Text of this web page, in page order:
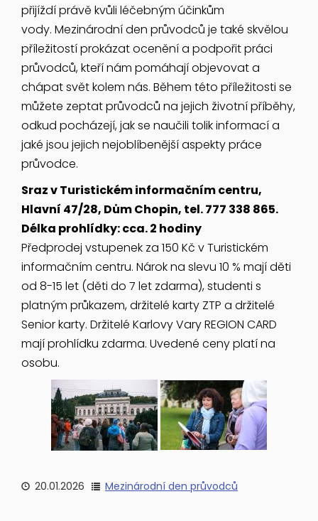
přijíždí právě kvůli léčebným účinkům
vody. Mezinárodní den průvodců je také skvělou
příležitostí prokázat ocenění a podpořit práci
průvodců, kteří nám pomáhají objevovat a
chápat svět kolem nás. Během této příležitosti se
můžete zeptat průvodců na jejich životní příběhy,
odkud pocházejí, jak se naučili tolik informací a
jaké jsou jejich nejoblíbenější aspekty práce
průvodce.
Sraz v Turistickém informačním centru,
Hlavní 47/28, Dům Chopin, tel. 777 338 865.
Délka prohlídky: cca. 2 hodiny
Předprodej vstupenek za 150 Kč v Turistickém
informačním centru. Nárok na slevu 10 % mají děti
od 8-15 let (děti do 7 let zdarma), studenti s
platným průkazem, držitelé karty ZTP a držitelé
Senior karty. Držitelé Karlovy Vary REGION CARD
mají prohlídku zdarma. Uvedené ceny platí na
osobu.
20.01.2026 Mezinárodní den průvodců